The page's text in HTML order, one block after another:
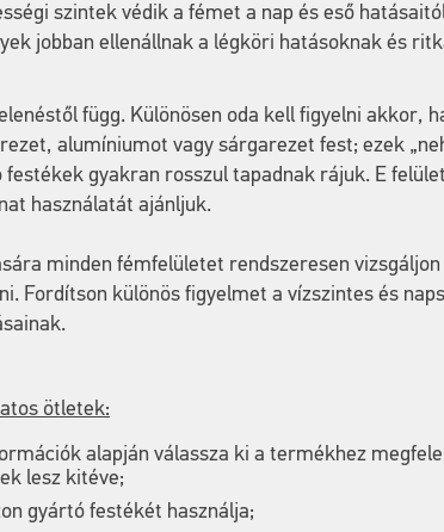
szintek védik a fémet a nap és eső
jobban ellenállnak a légköri hatásoknak és
függ. Különösen oda kell figyelni akkor,
alumíniumot vagy sárgarezet fest; ezek
gyakran rosszul tapadnak rájuk. E
használatát ajánljuk.
minden fémfelületet rendszeresen
Fordítson különös figyelmet a vízszintes és
ötletek:
alapján válassza ki a termékhez
lesz kitéve;
gyártó festékét használja;